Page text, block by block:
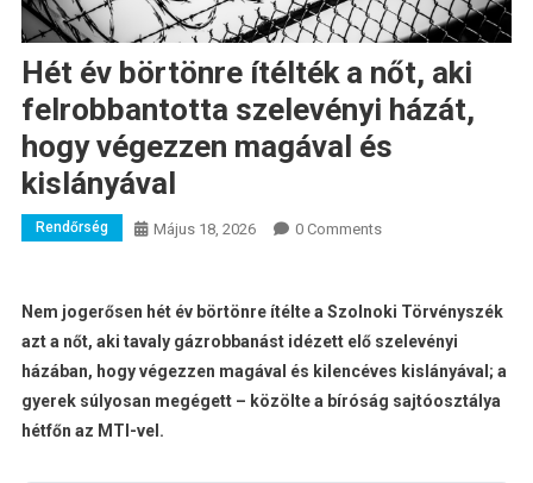
Hét év börtönre ítélték a nőt, aki
felrobbantotta szelevényi házát,
hogy végezzen magával és
kislányával
Rendőrség Május 18, 2026 0 Comments
Nem jogerősen hét év börtönre ítélte a Szolnoki Törvényszék
azt a nőt, aki tavaly gázrobbanást idézett elő szelevényi
házában, hogy végezzen magával és kilencéves kislányával; a
gyerek súlyosan megégett – közölte a bíróság sajtóosztálya
hétfőn az MTI-vel.